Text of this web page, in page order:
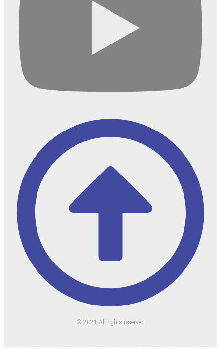
© 2021 All rights reserved